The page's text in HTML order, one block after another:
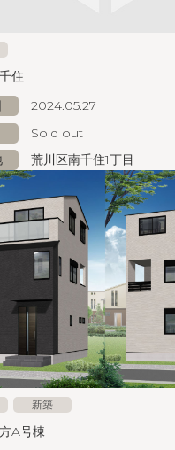
住
2024.05.27
Sold out
荒川区南千住1丁目
A号棟
新築